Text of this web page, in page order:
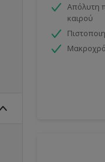
Απόλυτη
καιρού